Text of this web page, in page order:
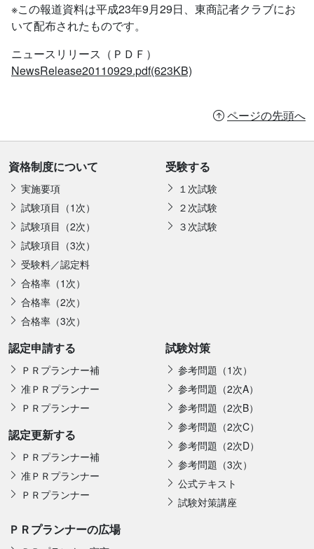
※この報道資料は平成23年9月29日、東商記者クラブにお
いて配布されたものです。
ニュースリリース（ＰＤＦ）
NewsRelease20110929.pdf(623KB)
ページの先頭へ
資格制度について
実施要項
試験項目（1次）
試験項目（2次）
試験項目（3次）
受験料／認定料
合格率（1次）
合格率（2次）
合格率（3次）
受験する
１次試験
２次試験
３次試験
認定申請する
ＰＲプランナー補
准ＰＲプランナー
ＰＲプランナー
認定更新する
ＰＲプランナー補
准ＰＲプランナー
ＰＲプランナー
試験対策
参考問題（1次）
参考問題（2次A）
参考問題（2次B）
参考問題（2次C）
参考問題（2次D）
参考問題（3次）
公式テキスト
試験対策講座
ＰＲプランナーの広場